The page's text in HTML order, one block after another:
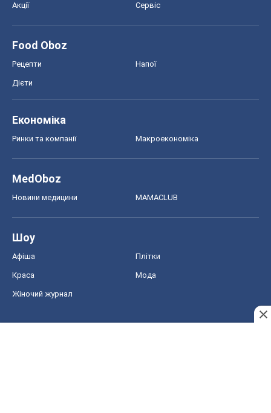
Акції Сервіс
Food Oboz
Рецепти Напої
Дієти
Економіка
Ринки та компанії Макроекономіка
MedOboz
Новини медицини MAMACLUB
Шоу
Афіша Плітки
Краса Мода
Жіночий журнал